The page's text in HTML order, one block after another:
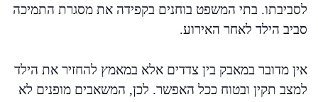
לסביבתו. בתי המשפט בוחנים בקפידה את מסגרת התמיכה
סביב הילד לאחר האירוע.
אין מדובר במאבק בין צדדים אלא במאמץ להחזיר את הילד
למצב תקין ובטוח ככל האפשר. לכן, המשאבים מופנים לא